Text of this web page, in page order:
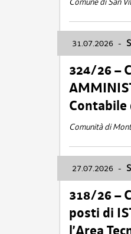
31.07.2026 -
324/26 –
Contabile
Comunità di
27.07.2026 -
318/26 –
posti di